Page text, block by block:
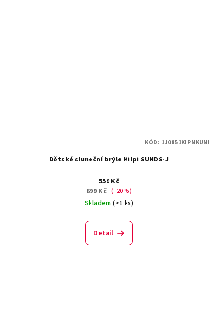
Dětské sluneční brýle Kilpi SUNDS-J
559 Kč
699 Kč (–20 %)
Skladem(>1 ks)
Detail
KÓD: 1J0851KIPNKUNI